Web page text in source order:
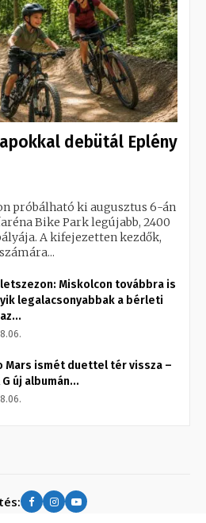
debütál Eplény
próbálható ki augusztus 6-án
Bike Park legújabb, 2400
A kifejezetten kezdők,
Miskolcon továbbra is
legalacsonyabbak a bérleti
Mars ismét duettel tér vissza –
új albumán...